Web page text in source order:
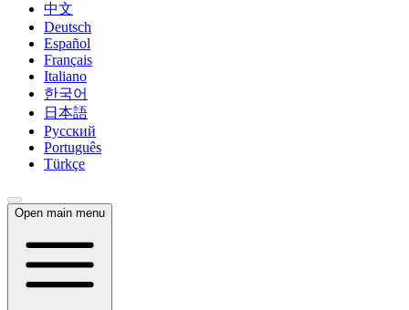
中文
Deutsch
Español
Français
Italiano
한국어
日本語
Русский
Português
Türkçe
Open main menu